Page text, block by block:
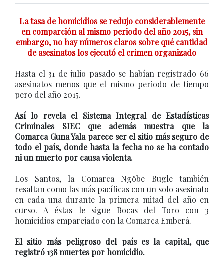
La tasa de homicidios se redujo considerablemente
en comparción al mismo periodo del año 2015, sin
embargo, no hay números claros sobre qué cantidad
de asesinatos los ejecutó el crimen organizado
Hasta el 31 de julio pasado se habían registrado 66
asesinatos menos que el mismo periodo de tiempo
pero del año 2015.
Así lo revela el Sistema Integral de Estadísticas
Criminales SIEC que además muestra que la
Comarca Guna Yala parece ser el sitio más seguro de
todo el país, donde hasta la fecha no se ha contado
ni un muerto por causa violenta.
Los Santos, la Comarca Ngöbe Bugle también
resaltan como las más pacíficas con un solo asesinato
en cada una durante la primera mitad del año en
curso. A éstas le sigue Bocas del Toro con 3
homicidios emparejado con la Comarca Emberá.
El sitio más peligroso del país es la capital, que
registró 138 muertes por homicidio.